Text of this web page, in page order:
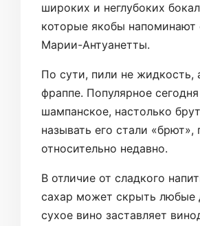
широких и неглубоких
которые якобы напоминают
Марии-Антуанетты.
По сути, пили не жидкость,
фраппе. Популярное
шампанское, настолько
называть его стали «брют»,
относительно недавно.
В отличие от сладкого
сахар может скрыть любые
сухое вино заставляет